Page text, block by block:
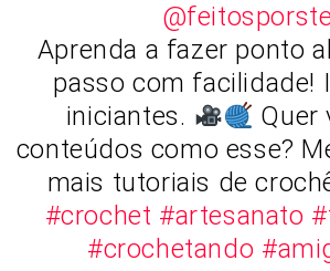
@feitosporste
Aprenda a fazer ponto
passo com facilidade!
iniciantes.
Quer
conteúdos como esse?
mais tutoriais de
#crochet #artesanato
#crochetando